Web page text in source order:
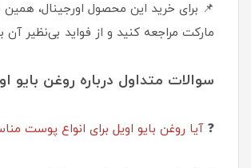
📌 برای خرید این محصول اورجینال، همین
مارکت مراجعه کنید و از فواید بی‌نظیر آن
سوالات متداول درباره روغن بایو
❓آیا روغن بایو اویل برای انواع پوست